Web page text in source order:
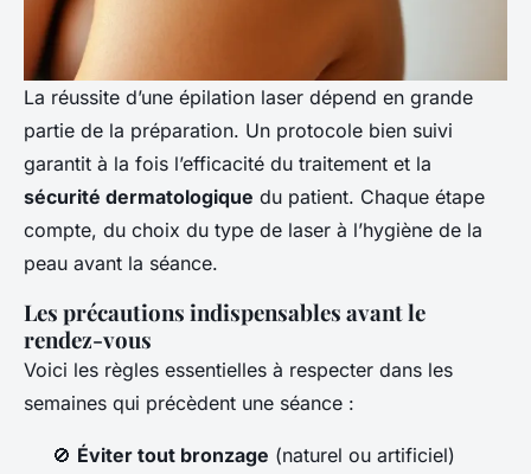
La réussite d’une épilation laser dépend en grande
partie de la préparation. Un protocole bien suivi
garantit à la fois l’efficacité du traitement et la
sécurité dermatologique du patient. Chaque étape
compte, du choix du type de laser à l’hygiène de la
peau avant la séance.
Les précautions indispensables avant le
rendez-vous
Voici les règles essentielles à respecter dans les
semaines qui précèdent une séance :
🚫 Éviter tout bronzage (naturel ou artificiel)